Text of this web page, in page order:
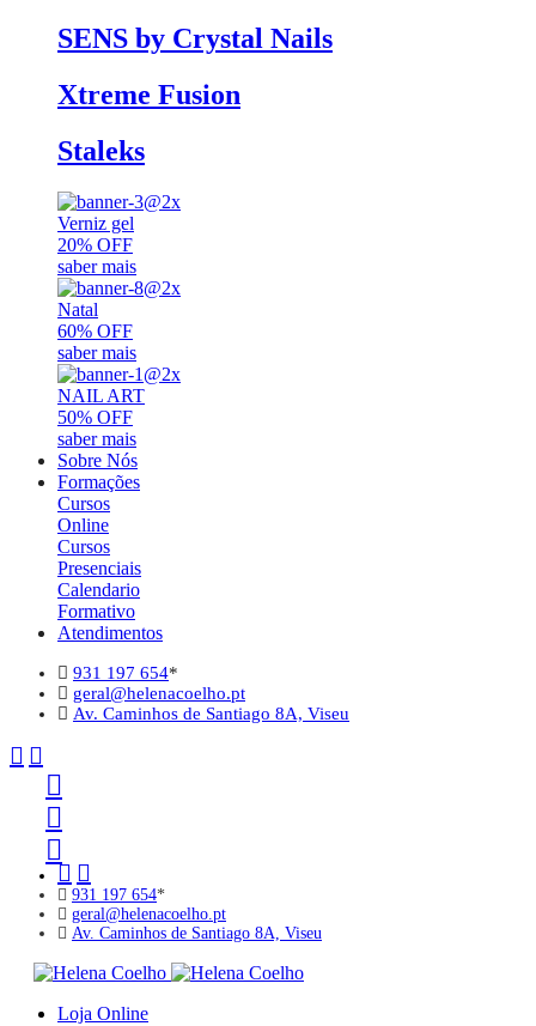
SENS by Crystal Nails
Xtreme Fusion
Staleks
Verniz gel
20% OFF
saber mais
Natal
60% OFF
saber mais
NAIL ART
50% OFF
saber mais
Sobre Nós
Formações
Cursos
Online
Cursos
Presenciais
Calendario
Formativo
Atendimentos
931 197 654*
geral@helenacoelho.pt
Av. Caminhos de Santiago 8A, Viseu
931 197 654*
geral@helenacoelho.pt
Av. Caminhos de Santiago 8A, Viseu
Loja Online